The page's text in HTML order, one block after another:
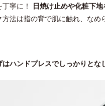
寧に！ 日焼け止めや化粧下
方法は指の背で肌に触れ、な
ハンドプレスでしっかりとな